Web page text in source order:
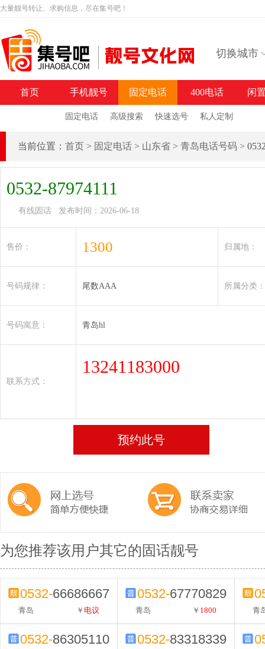
大量靓号转让、求购信息，尽在集号吧！
切换城市
首页 手机靓号 固定电话
固定电话 高级搜索 快速选号 私人定制
400电话 闲
当前位置： 首页 > 固定电话 > 山东省 > 青岛电话号码 >
0532-87974111
有线固话 发布时间：2026-06-18
售价： 1300 归属地：
号码规律： 尾数AAA 所属分类：
号码寓意： 青岛hl
联系方式：
13241183000
预约此号
为您推荐该用户其它的固话靓号
0532-66686667
青岛 ￥ 电议
0532-67770829
青岛 ￥ 1800 青
0532-86305110 0532-83318339